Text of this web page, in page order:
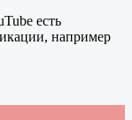
есть
например